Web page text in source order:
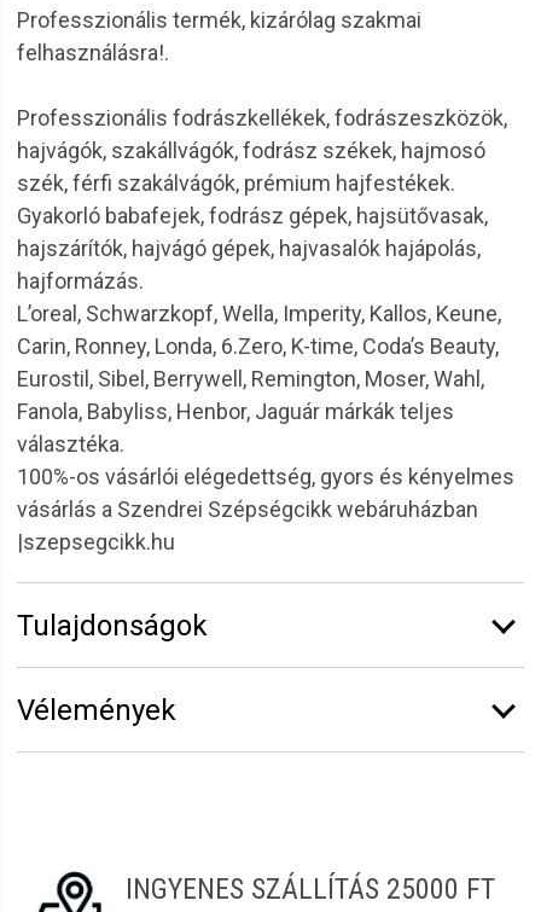
Professzionális termék, kizárólag szakmai
felhasználásra!.
Professzionális fodrászkellékek, fodrászeszközök,
hajvágók, szakállvágók, fodrász székek, hajmosó
szék, férfi szakálvágók, prémium hajfestékek.
Gyakorló babafejek, fodrász gépek, hajsütővasak,
hajszárítók, hajvágó gépek, hajvasalók hajápolás,
hajformázás.
L’oreal, Schwarzkopf, Wella, Imperity, Kallos, Keune,
Carin, Ronney, Londa, 6.Zero, K-time, Coda’s Beauty,
Eurostil, Sibel, Berrywell, Remington, Moser, Wahl,
Fanola, Babyliss, Henbor, Jaguár márkák teljes
választéka.
100%-os vásárlói elégedettség, gyors és kényelmes
vásárlás a Szendrei Szépségcikk webáruházban
|szepsegcikk.hu
Tulajdonságok
Vélemények
INGYENES SZÁLLÍTÁS 25000 FT